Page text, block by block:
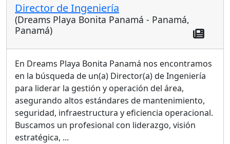
Director de Ingeniería
(Dreams Playa Bonita Panamá - Panamá,
Panamá)
En Dreams Playa Bonita Panamá nos encontramos
en la búsqueda de un(a) Director(a) de Ingeniería
para liderar la gestión y operación del área,
asegurando altos estándares de mantenimiento,
seguridad, infraestructura y eficiencia operacional.
Buscamos un profesional con liderazgo, visión
estratégica, ...